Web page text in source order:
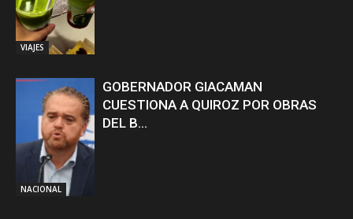
VIAJES
NACIONAL
GOBERNADOR GIACAMAN
CUESTIONA A QUIROZ POR OBRAS
DEL B...